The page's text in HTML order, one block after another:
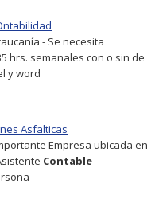
- Se necesita
hrs. semanales con o sin de
y word
Asfalticas
Empresa ubicada en
Contable